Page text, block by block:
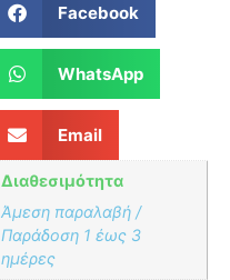
Facebook
WhatsApp
Email
Διαθεσιμότητα
Άμεση παραλαβή /
Παράδoση 1 έως 3
ημέρες